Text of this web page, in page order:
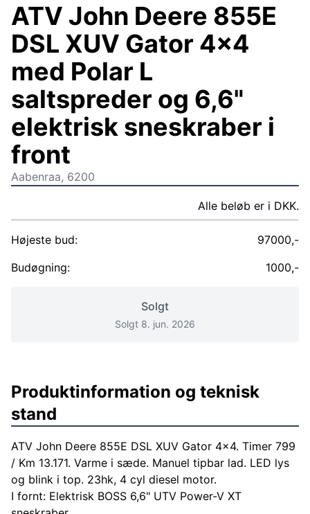
ATV John Deere 855E
DSL XUV Gator 4x4
med Polar L
saltspreder og 6,6"
elektrisk sneskraber i
front
Aabenraa, 6200
Alle beløb er i DKK.
Højeste bud:
97000,-
Budøgning:
1000,-
Solgt
Solgt 8. jun. 2026
Produktinformation og teknisk
stand
ATV John Deere 855E DSL XUV Gator 4x4. Timer 799
/ Km 13.171. Varme i sæde. Manuel tipbar lad. LED lys
og blink i top. 23hk, 4 cyl diesel motor.
I fornt: Elektrisk BOSS 6,6" UTV Power-V XT